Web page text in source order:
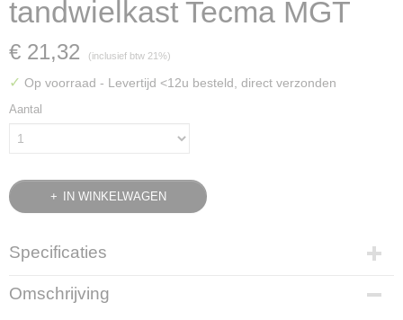
tandwielkast Tecma MGT
€ 21,32 (inclusief btw 21%)
✓ Op voorraad - Levertijd <12u besteld, direct verzonden
Aantal
IN WINKELWAGEN
Specificaties
Bruto gewicht
0,40 Kg
Omschrijving